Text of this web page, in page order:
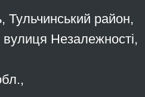
Тульчинський район,
Незалежності,